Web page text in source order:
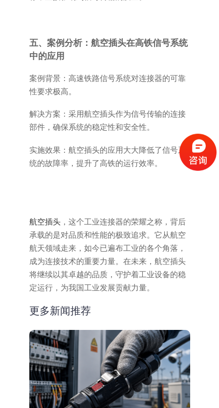
五、案例分析：航空插头在高铁信号系统
中的应用
案例背景：高速铁路信号系统对连接器的可靠
性要求极高。
解决方案：采用航空插头作为信号传输的连接
部件，确保系统的稳定性和安全性。
实施效果：航空插头的应用大大降低了信号系
统的故障率，提升了高铁的运行效率。
航空插头，这个工业连接器的荣耀之称，背后
承载的是对品质和性能的极致追求。它从航空
航天领域走来，如今已遍布工业的各个角落，
成为连接技术的重要力量。在未来，航空插头
将继续以其卓越的品质，守护着工业设备的稳
定运行，为我国工业发展贡献力量。
更多新闻推荐